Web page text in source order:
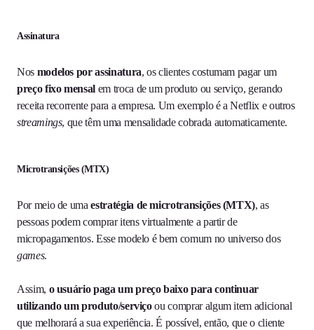
Assinatura
Nos modelos por assinatura, os clientes costumam pagar um
preço fixo mensal em troca de um produto ou serviço, gerando
receita recorrente para a empresa. Um exemplo é a Netflix e outros
streamings, que têm uma mensalidade cobrada automaticamente.
Microtransições (MTX)
Por meio de umaestratégia de microtransições (MTX), as
pessoas podem comprar itens virtualmente a partir de
micropagamentos. Esse modelo é bem comum no universo dos
games.
Assim, o usuário paga um preço baixo para continuar
utilizando um produto/serviçoou comprar algum item adicional
que melhorará a sua experiência. É possível, então, que o cliente